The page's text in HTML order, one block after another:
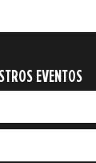
EVENTOS